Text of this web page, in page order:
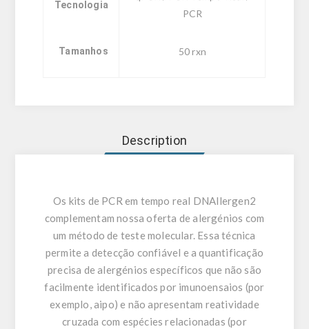
Tecnologia
PCR
Tamanhos 50 rxn
Description
Os kits de PCR em tempo real DNAllergen2
complementam nossa oferta de alergénios com
um método de teste molecular. Essa técnica
permite a detecção confiável e a quantificação
precisa de alergénios específicos que não são
facilmente identificados por imunoensaios (por
exemplo, aipo) e não apresentam reatividade
cruzada com espécies relacionadas (por